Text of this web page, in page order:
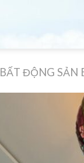
BẤT ĐỘNG SẢN